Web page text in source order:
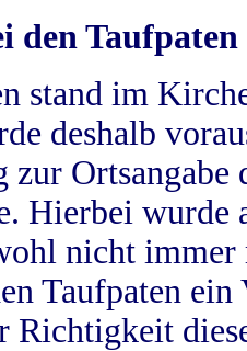
den Taufpaten
stand im
deshalb
zur
Hierbei wurde
nicht
Taufpaten
Richtigkeit